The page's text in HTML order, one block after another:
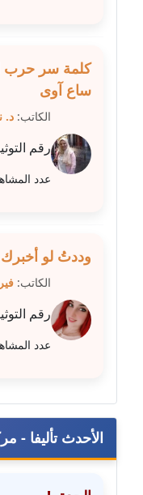
مدونة عبد الرحمن
مدونة عبد
عاملة
مدونة عبير بسيوني
مدونة عبير سعد
عاملة
مدونة عبير عزاوي
كلمة سر حرب
ساع آوى
الكاتب: د.
رقم
عدد
وددتُ لو أخبرك
الكاتب:
رقم
عدد
الأحدث تأليفا -